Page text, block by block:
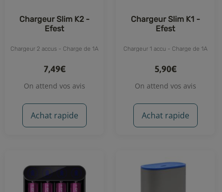
Chargeur Slim K2 -
Efest
Chargeur 2 accus - Charge de 1A
7,49€
On attend vos avis
Achat rapide
Chargeur Slim K1 -
Efest
Chargeur 1 accu - Charge de 1A
5,90€
On attend vos avis
Achat rapide